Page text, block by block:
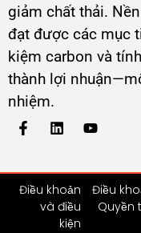
giảm chất thải.
đạt được các mục
kiệm carbon và
thành lợi
nhiệm.
Điều khoản
và điều
kiện
Điều
Quyền